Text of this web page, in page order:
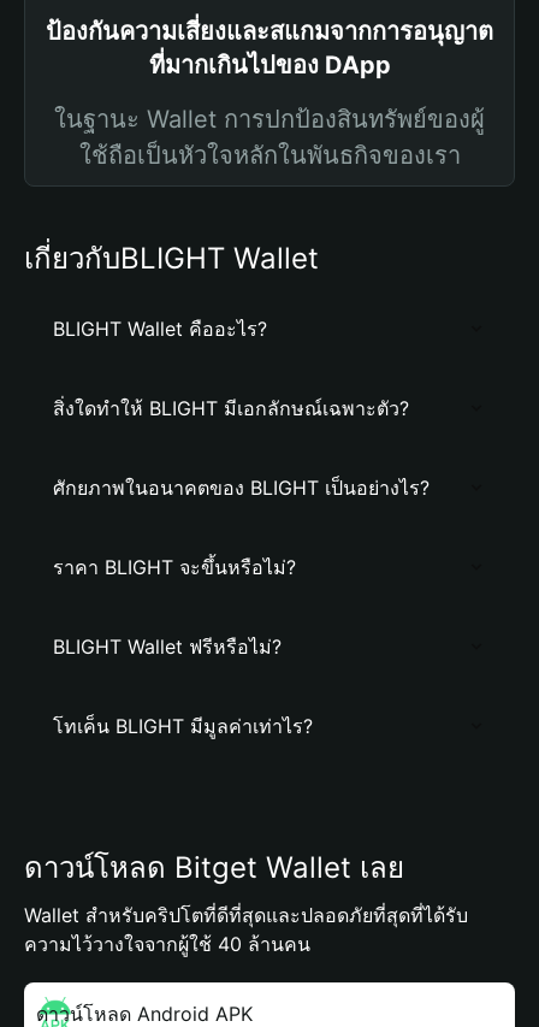
ป้องกันความเสี่ยงและสแกมจากการอนุญาต
ที่มากเกินไปของ DApp
ในฐานะ Wallet การปกป้องสินทรัพย์ของผู้
ใช้ถือเป็นหัวใจหลักในพันธกิจของเรา
เกี่ยวกับBLIGHT Wallet
BLIGHT Wallet คืออะไร?
สิ่งใดทำให้ BLIGHT มีเอกลักษณ์เฉพาะตัว?
ศักยภาพในอนาคตของ BLIGHT เป็นอย่างไร?
ราคา BLIGHT จะขึ้นหรือไม่?
BLIGHT Wallet ฟรีหรือไม่?
โทเค็น BLIGHT มีมูลค่าเท่าไร?
ดาวน์โหลด Bitget Wallet เลย
Wallet สำหรับคริปโตที่ดีที่สุดและปลอดภัยที่สุดที่ได้รับ
ความไว้วางใจจากผู้ใช้ 40 ล้านคน
ดาวน์โหลด Android APK